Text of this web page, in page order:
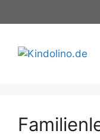
Inhalt